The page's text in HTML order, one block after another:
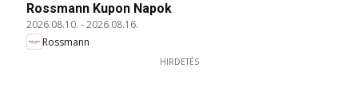
Rossmann Kupon Napok
2026.08.10. -2026.08.16.
Rossmann
HIRDETÉS